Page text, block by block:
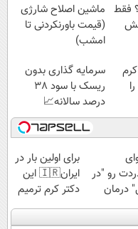
فقط ماشین اصلاح شارژی
(قیمت باورنکردنی تا
امشب)
سرمایه گذاری بدون
ریسک با سود 38
درصد سالانه📈
رو "در
درمان
(◂فیلم +
برای اولین بار در
ایران🇮🇷 این
دکتر کرم ترمیم
کننده 23 روزه